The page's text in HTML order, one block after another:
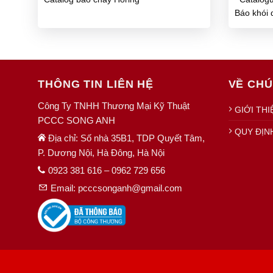
Báo khói
24H Báo
THÔNG TIN LIÊN HỆ
Công Ty TNHH Thương Mại Kỹ Thuật
PCCC SONG ANH
Địa chỉ: Số nhà 35B1, TDP Quyết Tâm,
P. Dương Nội, Hà Đông, Hà Nội
0923 381 616 – 0962 729 656
Email: pcccsonganh@gmail.com
VỀ
GIỚI
QUY